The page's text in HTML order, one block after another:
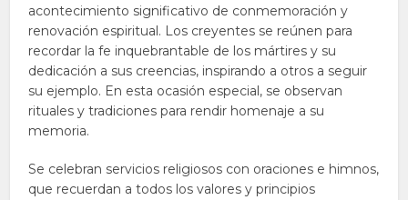
acontecimiento significativo de conmemoración y
renovación espiritual. Los creyentes se reúnen para
recordar la fe inquebrantable de los mártires y su
dedicación a sus creencias, inspirando a otros a seguir
su ejemplo. En esta ocasión especial, se observan
rituales y tradiciones para rendir homenaje a su
memoria.
Se celebran servicios religiosos con oraciones e himnos,
que recuerdan a todos los valores y principios